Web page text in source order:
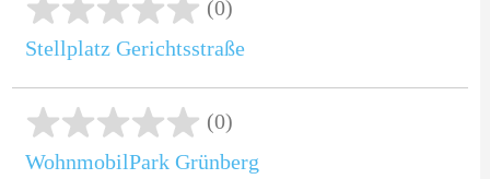
(0)
Stellplatz Gerichtsstraße
(0)
WohnmobilPark Grünberg